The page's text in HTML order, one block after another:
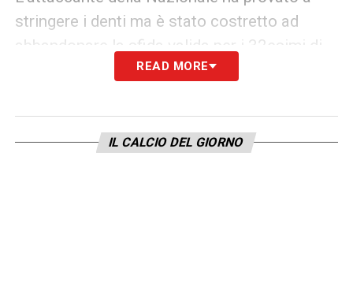
stringere i denti ma è stato costretto ad
abbandonare la sfida valida per i 32esimi di
Coppa Italia, sostituito da Rauti.
LA PLAYLIST DELLE NOSTRE TOP NEWS
READ MORE
IL CALCIO DEL GIORNO